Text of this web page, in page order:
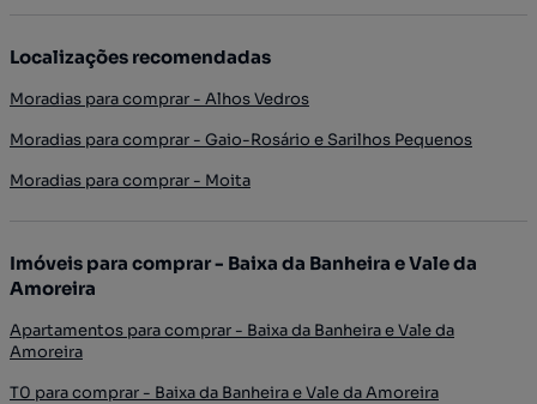
Localizações recomendadas
Moradias para comprar - Alhos Vedros
Moradias para comprar - Gaio-Rosário e Sarilhos Pequenos
Moradias para comprar - Moita
Imóveis para comprar - Baixa da Banheira e Vale da
Amoreira
Apartamentos para comprar - Baixa da Banheira e Vale da
Amoreira
T0 para comprar - Baixa da Banheira e Vale da Amoreira